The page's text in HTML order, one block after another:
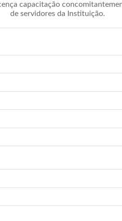
capacitação
de servidores da Instituição.